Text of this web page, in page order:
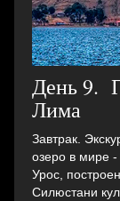
День 9.
Лима
Завтрак.
озеро в мире -
Урос,
Силюстани